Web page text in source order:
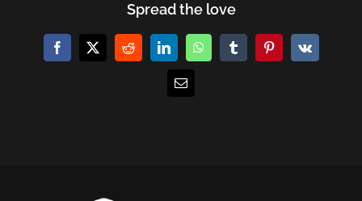
Spread the love
Facebook
X RedditLinkedInWhatsAppTumblrPinterest
Vk
E-